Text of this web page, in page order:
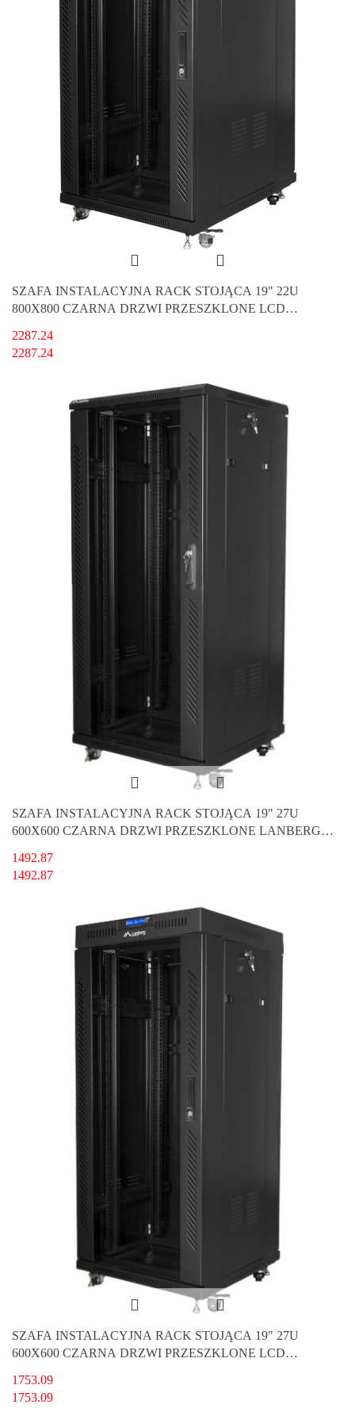
SZAFA INSTALACYJNA RACK STOJĄCA 19" 22U
800X800 CZARNA DRZWI PRZESZKLONE LCD
2287.24
2287.24
SZAFA INSTALACYJNA RACK STOJĄCA 19" 27U
600X600 CZARNA DRZWI PRZESZKLONE LANBERG
1492.87
1492.87
SZAFA INSTALACYJNA RACK STOJĄCA 19" 27U
600X600 CZARNA DRZWI PRZESZKLONE LCD
1753.09
1753.09